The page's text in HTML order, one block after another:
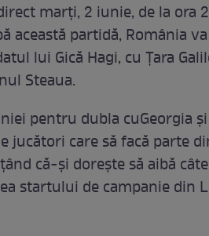
marţi, 2 iunie, de la ora
această partidă, România
lui Gică Hagi, cu Ţara
Steaua.
pentru dubla cuGeorgia şi
jucători care să facă parte
că-şi doreşte să aibă
startului de campanie din